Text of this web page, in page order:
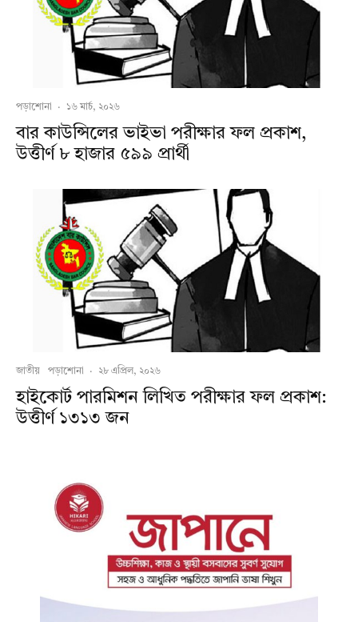
পড়াশোনা · ১৬ মার্চ, ২০২৬
বার কাউন্সিলের ভাইভা পরীক্ষার ফল প্রকাশ,
উত্তীর্ণ ৮ হাজার ৫৯৯ প্রার্থী
জাতীয় পড়াশোনা · ২৮ এপ্রিল, ২০২৬
হাইকোর্ট পারমিশন লিখিত পরীক্ষার ফল প্রকাশ:
উত্তীর্ণ ১৩১৩ জন